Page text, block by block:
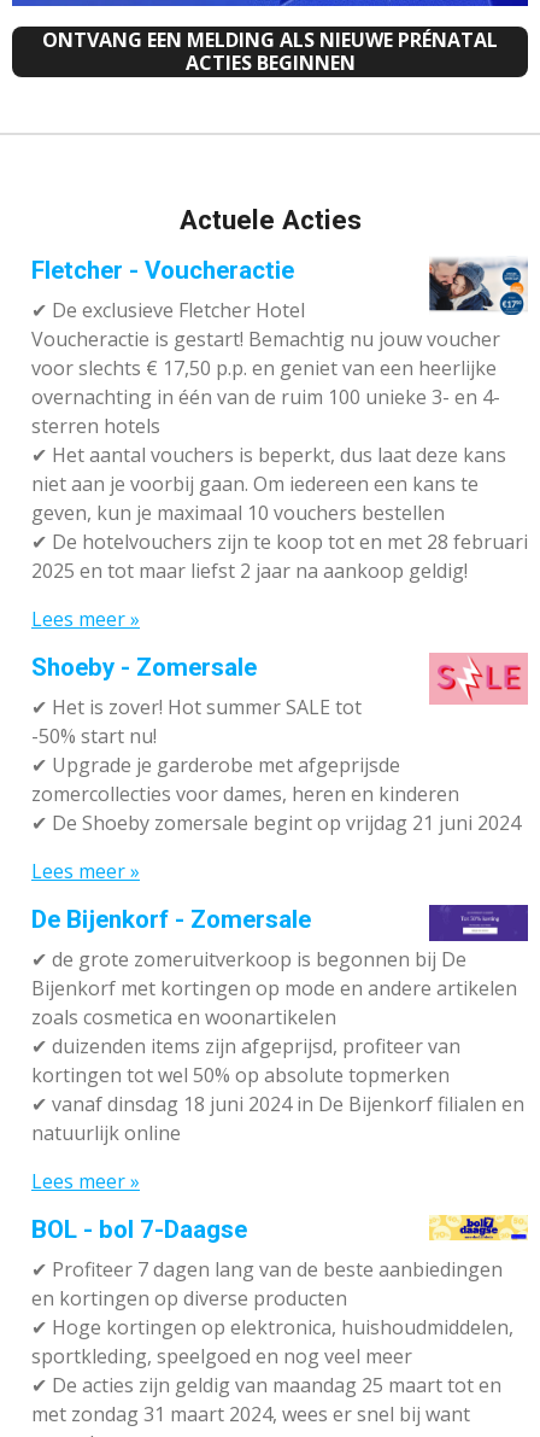
ONTVANG EEN MELDING ALS NIEUWE PRÉNATAL
ACTIES BEGINNEN
Actuele Acties
Fletcher - Voucheractie
✔ De exclusieve Fletcher Hotel
Voucheractie is gestart! Bemachtig nu jouw voucher
voor slechts € 17,50 p.p. en geniet van een heerlijke
overnachting in één van de ruim 100 unieke 3- en 4-
sterren hotels
✔ Het aantal vouchers is beperkt, dus laat deze kans
niet aan je voorbij gaan. Om iedereen een kans te
geven, kun je maximaal 10 vouchers bestellen
✔ De hotelvouchers zijn te koop tot en met 28 februari
2025 en tot maar liefst 2 jaar na aankoop geldig!
Lees meer »
Shoeby - Zomersale
✔ Het is zover! Hot summer SALE tot
-50% start nu!
✔ Upgrade je garderobe met afgeprijsde
zomercollecties voor dames, heren en kinderen
✔ De Shoeby zomersale begint op vrijdag 21 juni 2024
Lees meer »
De Bijenkorf - Zomersale
✔ de grote zomeruitverkoop is begonnen bij De
Bijenkorf met kortingen op mode en andere artikelen
zoals cosmetica en woonartikelen
✔ duizenden items zijn afgeprijsd, profiteer van
kortingen tot wel 50% op absolute topmerken
✔ vanaf dinsdag 18 juni 2024 in De Bijenkorf filialen en
natuurlijk online
Lees meer »
BOL - bol 7-Daagse
✔ Profiteer 7 dagen lang van de beste aanbiedingen
en kortingen op diverse producten
✔ Hoge kortingen op elektronica, huishoudmiddelen,
sportkleding, speelgoed en nog veel meer
✔ De acties zijn geldig van maandag 25 maart tot en
met zondag 31 maart 2024, wees er snel bij want